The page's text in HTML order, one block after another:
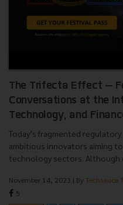
The Trifecta Effect —
Conversations at the
Technology, and
Today’s fragmented
ambitious innovators aiming
technology sectors. Although
November 14, 2023 | By Techsauce
5